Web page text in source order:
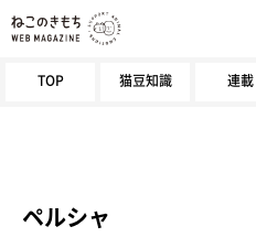
TOP 猫豆知識 連載
ペルシャ